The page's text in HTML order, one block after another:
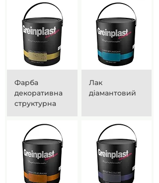
Фарба
декоративна
структурна
Лак
діамантовий